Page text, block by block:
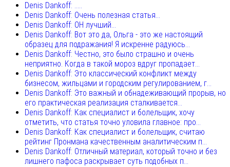
Denis Dankoff: .....
Denis Dankoff: Очень полезная статья...
Denis Dankoff: ОН лучший...
Denis Dankoff: Вот это да, Ольга - это же настоящий
образец для подражания! Я искренне радуюсь...
Denis Dankoff: Честно, это было страшно и очень
неприятно. Когда в такой мороз вдруг пропадает...
Denis Dankoff: Это классический конфликт между
бизнесом, жильцами и городским регулированием, г...
Denis Dankoff: Это важный и обнадеживающий прорыв, но
его практическая реализация сталкивается...
Denis Dankoff: Как специалист и болельщик, хочу
отметить, что статья точно уловила главное: про...
Denis Dankoff: Как специалист и болельщик, считаю
рейтинг Пронмана качественным аналитическим п...
Denis Dankoff: Отличный материал, который точно и без
лишнего пафоса раскрывает суть подобных п...